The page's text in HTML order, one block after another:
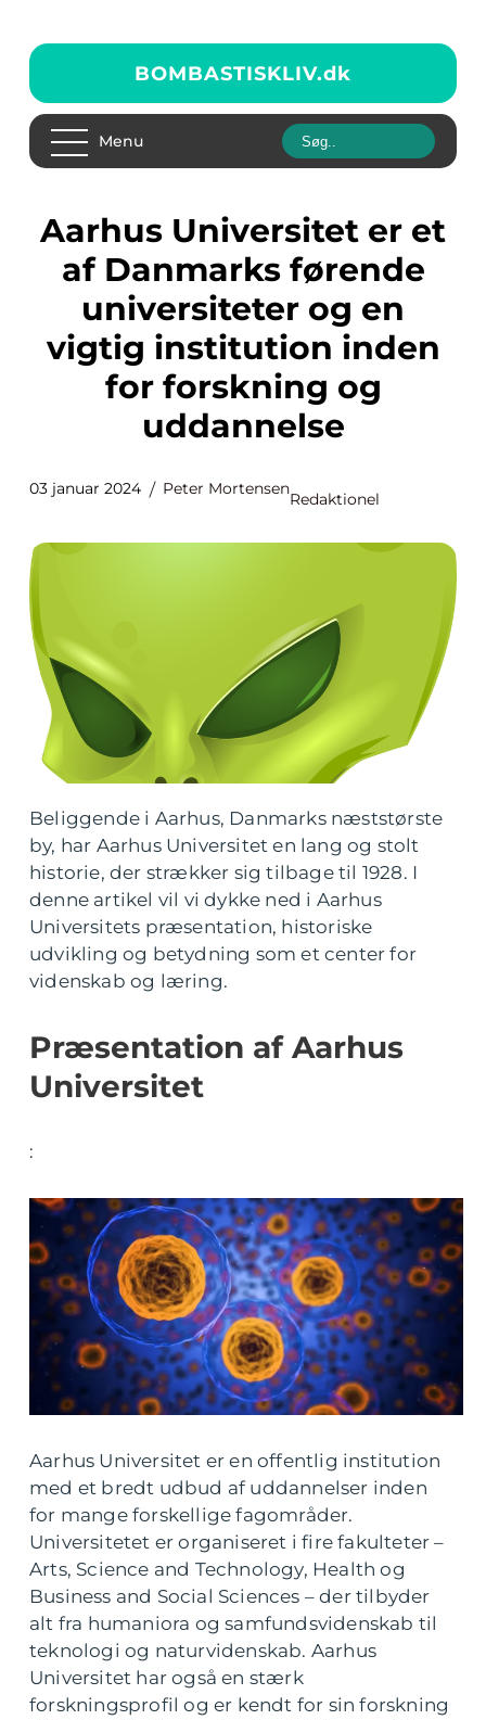
BOMBASTISKLIV.dk
Menu
Aarhus Universitet er et
af Danmarks førende
universiteter og en
vigtig institution inden
for forskning og
uddannelse
03 januar 2024 Peter Mortensen
Redaktionel
Beliggende i Aarhus, Danmarks næststørste
by, har Aarhus Universitet en lang og stolt
historie, der strækker sig tilbage til 1928. I
denne artikel vil vi dykke ned i Aarhus
Universitets præsentation, historiske
udvikling og betydning som et center for
videnskab og læring.
Præsentation af Aarhus
Universitet
:
Aarhus Universitet er en offentlig institution
med et bredt udbud af uddannelser inden
for mange forskellige fagområder.
Universitetet er organiseret i fire fakulteter –
Arts, Science and Technology, Health og
Business and Social Sciences – der tilbyder
alt fra humaniora og samfundsvidenskab til
teknologi og naturvidenskab. Aarhus
Universitet har også en stærk
forskningsprofil og er kendt for sin forskning